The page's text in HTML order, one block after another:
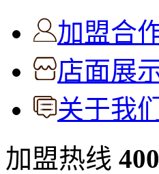
加盟合
店面展
关于我们
加盟热线